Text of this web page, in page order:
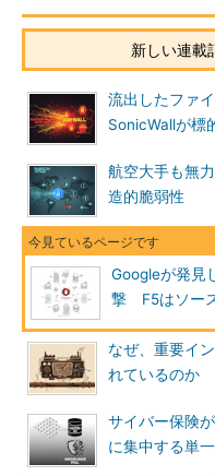
新しい連載
流出したファ
SonicWallが標
航空大手も無
造的脆弱性
Googleが発見
撃 F5はソー
なぜ、重要イ
れているのか
サイバー保険
に集中する単